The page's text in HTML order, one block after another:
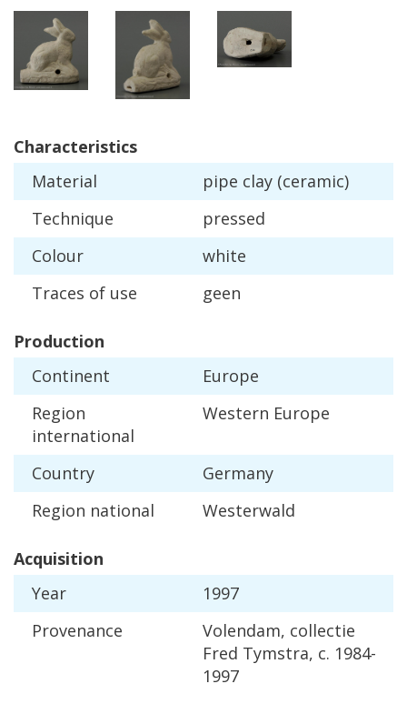
Characteristics
Material
pipe clay (ceramic)
Technique
pressed
Colour
white
Traces of use geen
Production
Continent
Europe
Region
international
Western Europe
Country
Germany
Region national Westerwald
Acquisition
Year
1997
Provenance
Volendam, collectie
Fred Tymstra, c. 1984-
1997